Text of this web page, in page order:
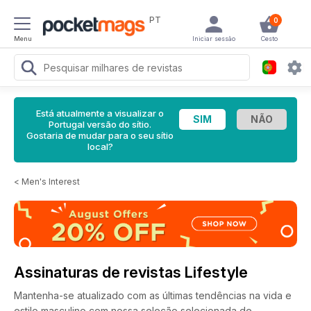
Menu
PT 0
Cesto
Iniciar sessão
Está atualmente a visualizar o
Portugal versão do sítio.
Gostaria de mudar para o seu sítio
local?
< Men's Interest
Assinaturas de revistas Lifestyle
Mantenha-se atualizado com as últimas tendências na vida e